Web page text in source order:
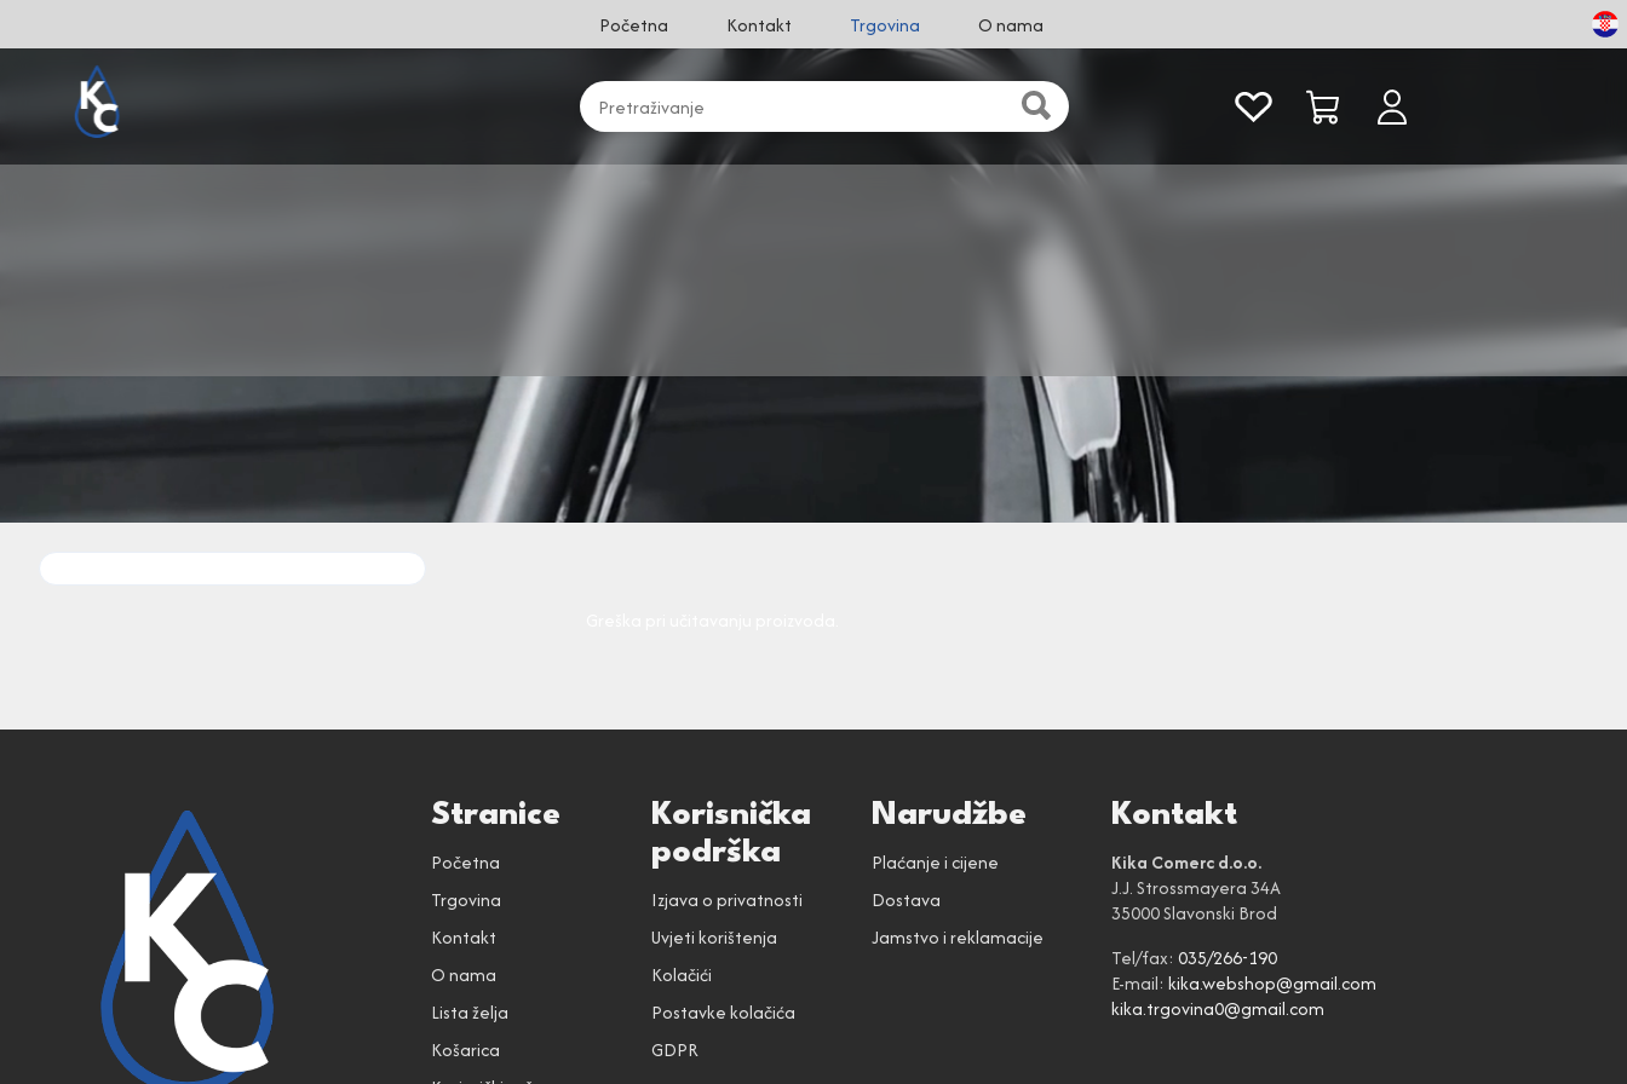
Početna Kontakt Trgovina O nama
Stranice
Početna
Trgovina
Kontakt
O nama
Lista želja
Košarica
Korisnička
podrška
Izjava o privatnosti
Uvjeti korištenja
Kolačići
Postavke kolačića
GDPR
Narudžbe
Plaćanje i cijene
Dostava
Jamstvo i reklamacije
Kontakt
Kika Comerc d.o.o.
J.J. Strossmayera 34A
35000 Slavonski Brod
Tel/fax: 035/266-190
E-mail: kika.webshop@gmail.com
kika.trgovina0@gmail.com